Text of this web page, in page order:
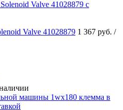
Valve 41028879 1 367 руб. /